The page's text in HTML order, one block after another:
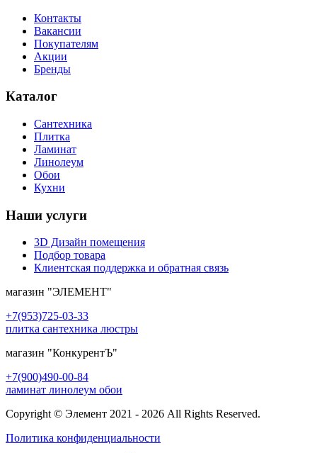
Контакты
Вакансии
Покупателям
Акции
Бренды
Каталог
Сантехника
Плитка
Ламинат
Линолеум
Обои
Кухни
Наши услуги
3D Дизайн помещения
Подбор товара
Клиентская поддержка и обратная связь
магазин "ЭЛЕМЕНТ"
+7(953)725-03-33
плитка сантехника люстры
магазин "КонкурентЪ"
+7(900)490-00-84
ламинат линолеум обои
Copyright © Элемент 2021 - 2026 All Rights Reserved.
Политика конфиденциальности